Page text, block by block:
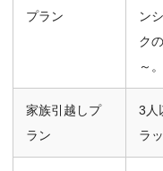
プラン
ン
ク
～。
家族引越しプ
ラン
3人
ラ